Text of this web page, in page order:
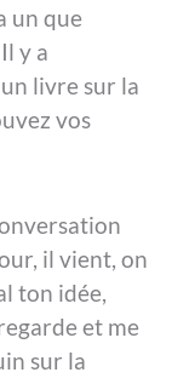
un que
y a
livre sur la
vos
il vient, on
ton idée,
et me
sur la